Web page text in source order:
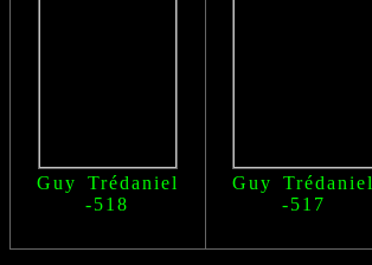
Guy Trédaniel
-518
Guy Trédaniel
-517